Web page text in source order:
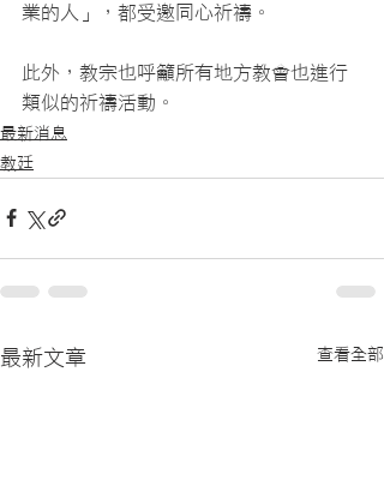
業的人」，都受邀同心祈禱。
此外，教宗也呼籲所有地方教會也進行
類似的祈禱活動。
最新消息
教廷
最新文章 查看全部